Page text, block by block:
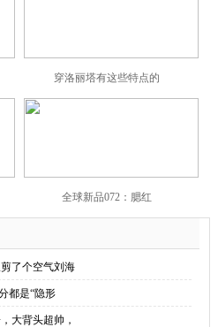
穿洛丽塔有这些特点的
全球新品072：腮红
了个空气刘海
都是“隐形
大背头超帅，